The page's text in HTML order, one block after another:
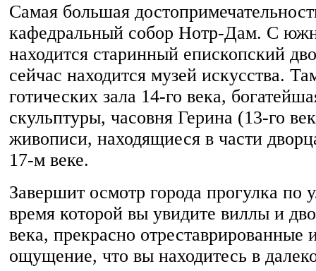
Самая большая
кафедральный собор Нотр-Дам. С
находится старинный епископский
сейчас находится музей искусства.
готических зала 14-го века,
скульптуры, часовня Герина (13-го
живописи, находящиеся в части
17-м веке.
Завершит осмотр города прогулка по
время которой вы увидите виллы и
века, прекрасно
ощущение, что вы находитесь в